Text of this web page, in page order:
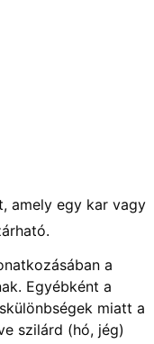
amely egy kar vagy
a
Egyébként a
miatt a
szilárd (hó, jég)